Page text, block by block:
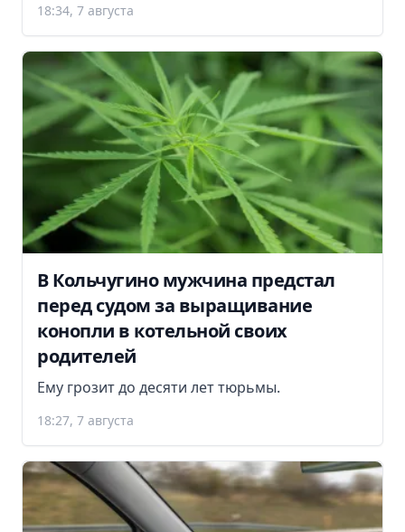
18:34, 7 августа
В Кольчугино мужчина предстал
перед судом за выращивание
конопли в котельной своих
родителей
Ему грозит до десяти лет тюрьмы.
18:27, 7 августа